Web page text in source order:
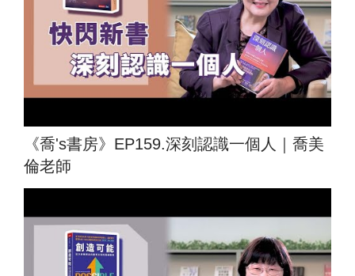
《喬's書房》EP159.深刻認識一個人｜喬美
倫老師